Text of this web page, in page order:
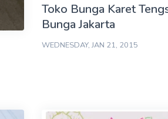
Toko Bunga Karet
Bunga Jakarta
WEDNESDAY, JAN 21, 2015